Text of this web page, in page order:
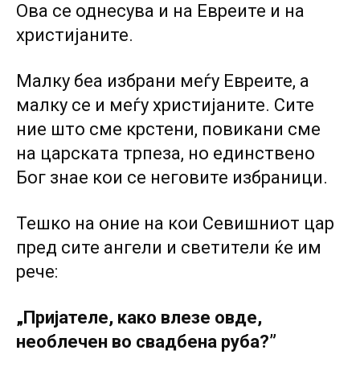
Ова се однесува и на Евреите и на
христијаните.
Малку беа избрани меѓу Евреите, a
малку се и меѓу христијаните. Сите
ние што сме крстени, повикани сме
на царската трпеза, но единствено
Бог знае кои се неговите избраници.
Тешко на оние на кои Севишниот цар
пред сите ангели и светители ќе им
рече:
„Пријателе, како влезе овде,
необлечен во свадбена руба?”